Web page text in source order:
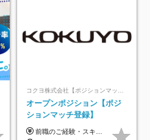
オープンポジション【ポジ
ションマッチ登録】
前職のご経験・スキル等を考慮して決定します。